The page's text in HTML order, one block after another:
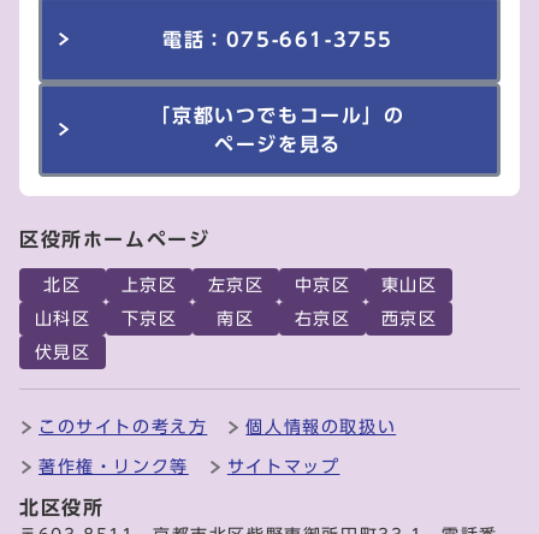
電話：075-661-3755
「京都いつでもコール」の
ページを見る
区役所ホームページ
北区 上京区 左京区 中京区
東山区
山科区
下京区 南区 右京区
西京区
伏見区
このサイトの考え方 個人情報の取扱い
著作権・リンク等 サイトマップ
北区役所